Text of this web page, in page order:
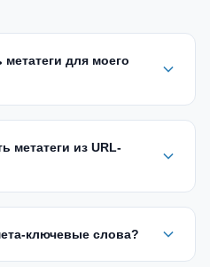
метатеги для моего
метатеги из URL-
ключевые слова?